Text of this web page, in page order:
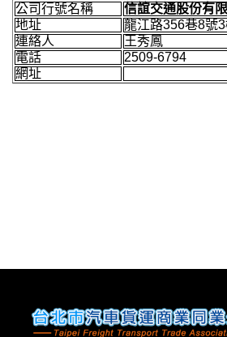
公司行號名稱
信誼交通股份有
地址
龍江路356巷8號
連絡人
王秀鳳
電話
2509-6794
網址